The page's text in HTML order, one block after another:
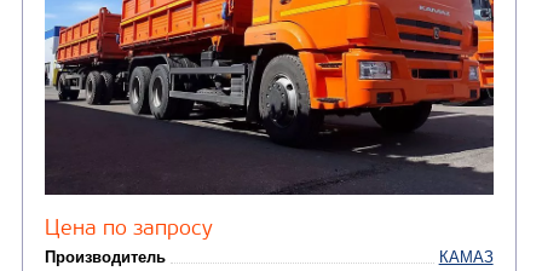
Шасси (12)
АВТОБУСЫ
Вахтовые автобусы(3)
АВТОЦИСТЕРНЫ
Автотопливозаправщики
CHAMELEON (г. Егорьевск)
установки (КМУ)(36)
КОММУНАЛЬНАЯ
ТЕХНИКА
Комбинированные
машины (18)
Илососные машины